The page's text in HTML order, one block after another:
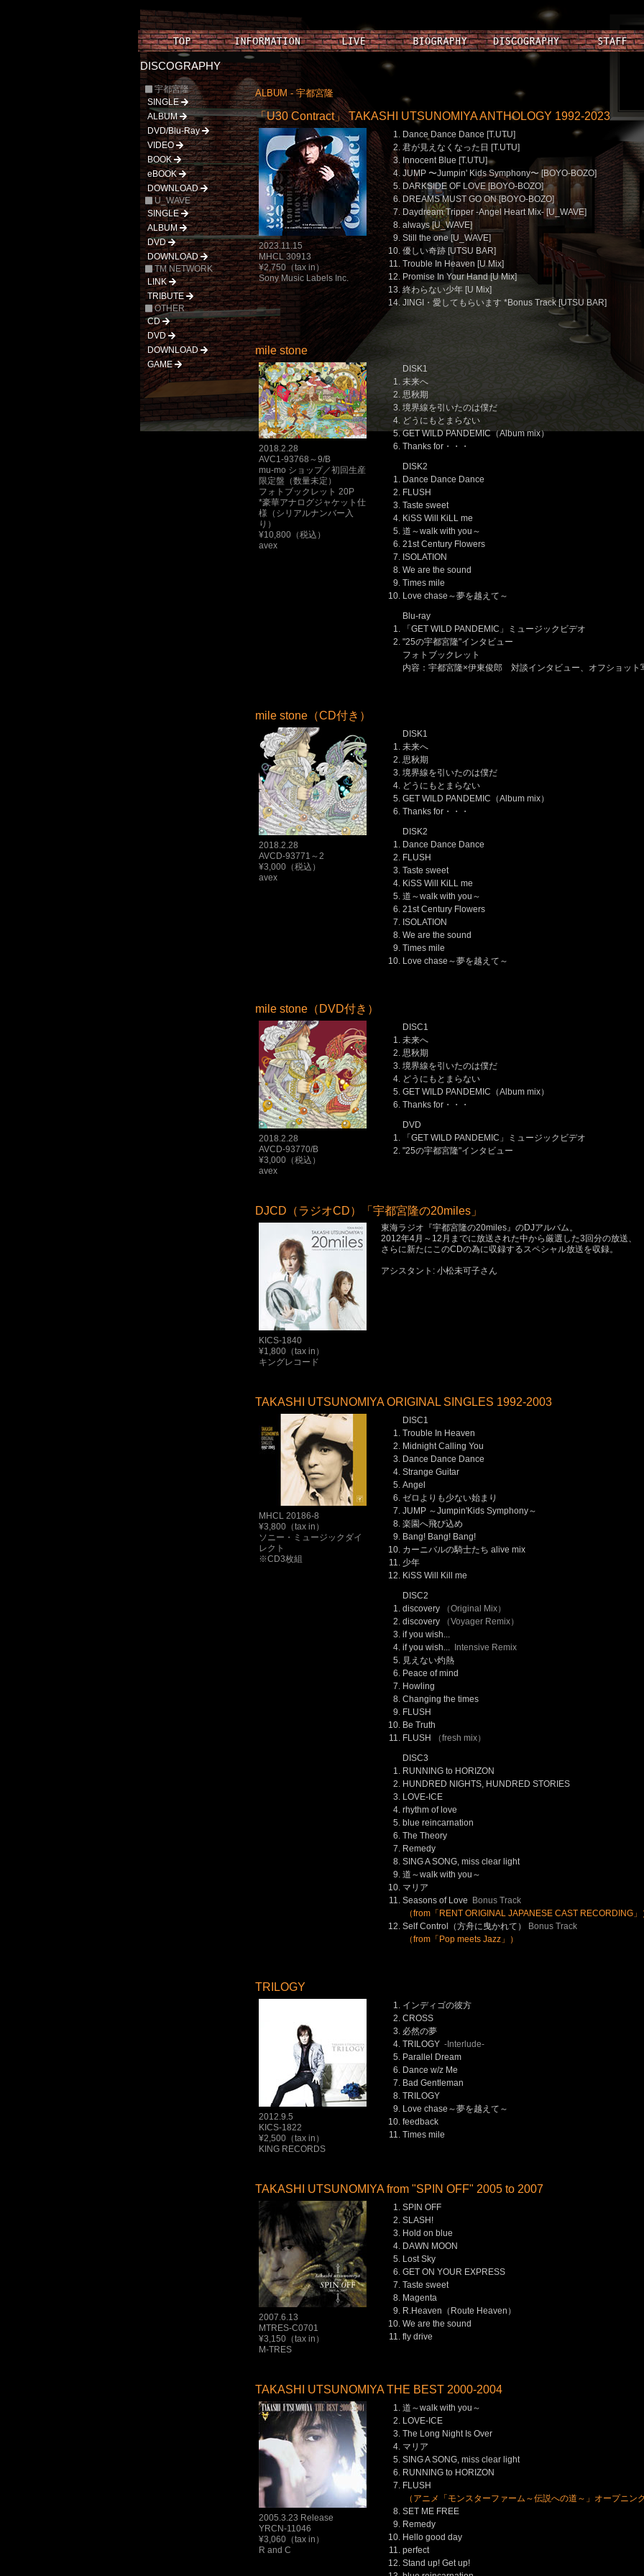
DISCOGRAPHY
宇都宮隆
SINGLE
ALBUM
DVD/Blu-Ray
VIDEO
BOOK
eBOOK
DOWNLOAD
U_WAVE
SINGLE
ALBUM
DVD
DOWNLOAD
TM NETWORK
LINK
TRIBUTE
OTHER
CD
DVD
DOWNLOAD
GAME
ALBUM - 宇都宮隆
「U30 Contract」 TAKASHI UTSUNOMIYA ANTHOLOGY 1992-2023
2023.11.15
MHCL 30913
¥2,750（tax in）
Sony Music Labels Inc.
Dance Dance Dance [T.UTU]
君が見えなくなった日 [T.UTU]
Innocent Blue [T.UTU]
JUMP 〜Jumpin' Kids Symphony〜 [BOYO-BOZO]
DARKSIDE OF LOVE [BOYO-BOZO]
DREAMS MUST GO ON [BOYO-BOZO]
Daydream Tripper -Angel Heart Mix- [U_WAVE]
always [U_WAVE]
Still the one [U_WAVE]
優しい奇跡 [UTSU BAR]
Trouble In Heaven [U Mix]
Promise In Your Hand [U Mix]
終わらない少年 [U Mix]
JINGI・愛してもらいます *Bonus Track [UTSU BAR]
mile stone
2018.2.28
AVC1-93768～9/B
mu-mo ショップ／初回生産
限定盤（数量未定）
フォトブックレット 20P
*豪華アナログジャケット仕
様（シリアルナンバー入
り）
¥10,800（税込）
avex
DISK1
未来へ
思秋期
境界線を引いたのは僕だ
どうにもとまらない
GET WILD PANDEMIC（Album mix）
Thanks for・・・
DISK2
Dance Dance Dance
FLUSH
Taste sweet
KiSS Will KiLL me
道～walk with you～
21st Century Flowers
ISOLATION
We are the sound
Times mile
Love chase～夢を越えて～
Blu-ray
「GET WILD PANDEMIC」ミュージックビデオ
"25の宇都宮隆"インタビュー
フォトブックレット
内容：宇都宮隆×伊東俊郎 対談インタビュー、オフショット
mile stone（CD付き）
2018.2.28
AVCD-93771～2
¥3,000（税込）
avex
DISK1
未来へ
思秋期
境界線を引いたのは僕だ
どうにもとまらない
GET WILD PANDEMIC（Album mix）
Thanks for・・・
DISK2
Dance Dance Dance
FLUSH
Taste sweet
KiSS Will KiLL me
道～walk with you～
21st Century Flowers
ISOLATION
We are the sound
Times mile
Love chase～夢を越えて～
mile stone（DVD付き）
2018.2.28
AVCD-93770/B
¥3,000（税込）
avex
DISC1
未来へ
思秋期
境界線を引いたのは僕だ
どうにもとまらない
GET WILD PANDEMIC（Album mix）
Thanks for・・・
DVD
「GET WILD PANDEMIC」ミュージックビデオ
"25の宇都宮隆"インタビュー
DJCD（ラジオCD）「宇都宮隆の20miles」
KICS-1840
¥1,800（tax in）
キングレコード
東海ラジオ『宇都宮隆の20miles』のDJアルバム。
2012年4月～12月までに放送された中から厳選した3回分の放送、
さらに新たにこのCDの為に収録するスペシャル放送を収録。
アシスタント: 小松未可子さん
TAKASHI UTSUNOMIYA ORIGINAL SINGLES 1992-2003
MHCL 20186-8
¥3,800（tax in）
ソニー・ミュージックダイ
レクト
※CD3枚組
DISC1
Trouble In Heaven
Midnight Calling You
Dance Dance Dance
Strange Guitar
Angel
ゼロよりも少ない始まり
JUMP ～Jumpin'Kids Symphony～
楽園へ飛び込め
Bang! Bang! Bang!
カーニバルの騎士たち alive mix
少年
KiSS Will Kill me
DISC2
discovery
（Original Mix）
discovery
（Voyager Remix）
if you wish...
if you wish...
Intensive Remix
見えない灼熱
Peace of mind
Howling
Changing the times
FLUSH
Be Truth
FLUSH
（fresh mix）
DISC3
RUNNING to HORIZON
HUNDRED NIGHTS, HUNDRED STORIES
LOVE-ICE
rhythm of love
blue reincarnation
The Theory
Remedy
SING A SONG, miss clear light
道～walk with you～
マリア
Seasons of Love
Bonus Track
（from「RENT ORIGINAL JAPANESE CAST RECORDING」
Self Control（方舟に曳かれて）
Bonus Track
（from「Pop meets Jazz」）
TRILOGY
2012.9.5
KICS-1822
¥2,500（tax in）
KING RECORDS
インディゴの彼方
CROSS
必然の夢
TRILOGY -Interlude-
Parallel Dream
Dance w/z Me
Bad Gentleman
TRILOGY
Love chase～夢を越えて～
feedback
Times mile
TAKASHI UTSUNOMIYA from "SPIN OFF" 2005 to 2007
2007.6.13
MTRES-C0701
¥3,150（tax in）
M-TRES
SPIN OFF
SLASH!
Hold on blue
DAWN MOON
Lost Sky
GET ON YOUR EXPRESS
Taste sweet
Magenta
R.Heaven（Route Heaven）
We are the sound
fly drive
TAKASHI UTSUNOMIYA THE BEST 2000-2004
2005.3.23 Release
YRCN-11046
¥3,060（tax in）
R and C
道～walk with you～
LOVE-ICE
The Long Night Is Over
マリア
SING A SONG, miss clear light
RUNNING to HORIZON
FLUSH
（アニメ「モンスターファーム～伝説への道～」オープニン
SET ME FREE
Remedy
Hello good day
perfect
Stand up! Get up!